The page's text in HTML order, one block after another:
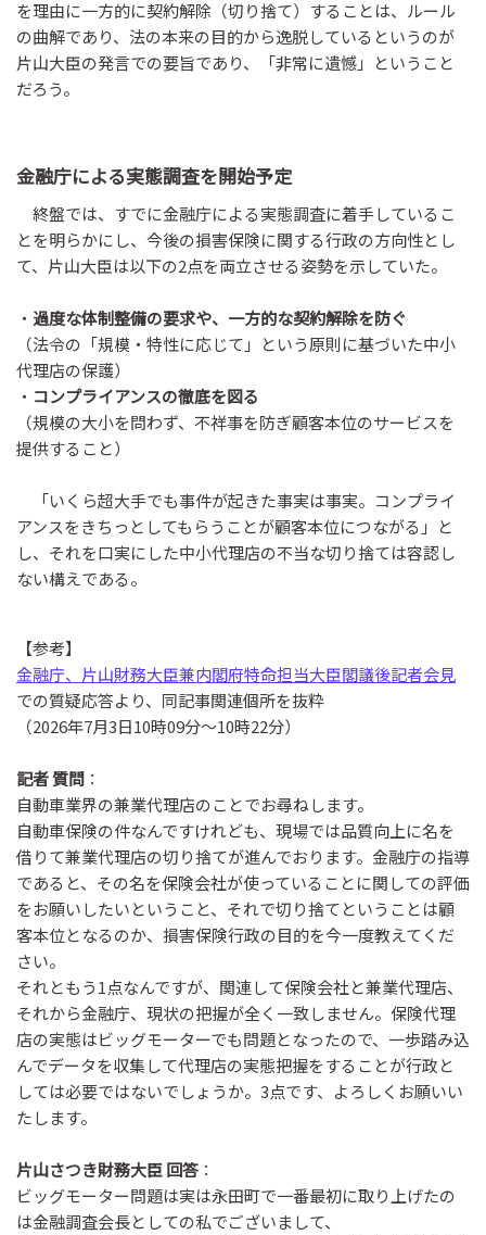
を理由に一方的に契約解除（切り捨て）することは、ルール
の曲解であり、法の本来の目的から逸脱しているというのが
片山大臣の発言での要旨であり、「非常に遺憾」ということ
だろう。
金融庁による実態調査を開始予定
終盤では、すでに金融庁による実態調査に着手しているこ
とを明らかにし、今後の損害保険に関する行政の方向性とし
て、片山大臣は以下の2点を両立させる姿勢を示していた。
・ 過度な体制整備の要求や、一方的な契約解除を防ぐ
（法令の「規模・特性に応じて」という原則に基づいた中小
代理店の保護）
・ コンプライアンスの徹底を図る
（規模の大小を問わず、不祥事を防ぎ顧客本位のサービスを
提供すること）
「いくら超大手でも事件が起きた事実は事実。コンプライ
アンスをきちっとしてもらうことが顧客本位につながる」と
し、それを口実にした中小代理店の不当な切り捨ては容認し
ない構えである。
【参考】
金融庁、片山財務大臣兼内閣府特命担当大臣閣議後記者会見
での質疑応答より、同記事関連個所を抜粋
（2026年7月3日10時09分～10時22分）
記者 質問 ：
自動車業界の兼業代理店のことでお尋ねします。
自動車保険の件なんですけれども、現場では品質向上に名を
借りて兼業代理店の切り捨てが進んでおります。金融庁の指導
であると、その名を保険会社が使っていることに関しての評価
をお願いしたいということ、それで切り捨てということは顧
客本位となるのか、損害保険行政の目的を今一度教えてくだ
さい。
それともう1点なんですが、関連して保険会社と兼業代理店、
それから金融庁、現状の把握が全く一致しません。保険代理
店の実態はビッグモーターでも問題となったので、一歩踏み込
んでデータを収集して代理店の実態把握をすることが行政と
しては必要ではないでしょうか。3点です、よろしくお願いい
たします。
片山さつき財務大臣 回答 ：
ビッグモーター問題は実は永田町で一番最初に取り上げたの
は金融調査会長としての私でございまして、